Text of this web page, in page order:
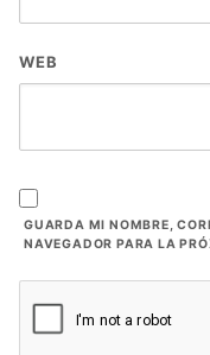
WEB
GUARDA MI NOMBRE,
NAVEGADOR PARA LA